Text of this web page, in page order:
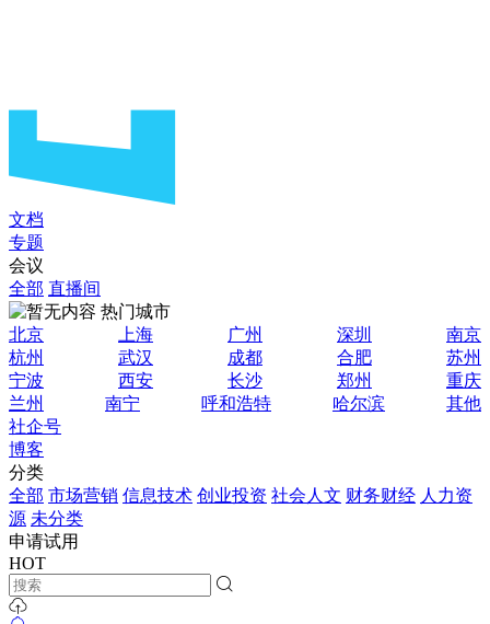
文档
专题
会议
全部 直播间
热门城市
北京
上海 广州 深圳
南京
杭州
武汉 成都 合肥
苏州
宁波
西安 长沙 郑州
重庆
兰州
南宁 呼和浩特 哈尔滨
其他
社企号
博客
分类
全部 市场营销 信息技术 创业投资 社会人文 财务财经 人力资
源 未分类
申请试用
HOT